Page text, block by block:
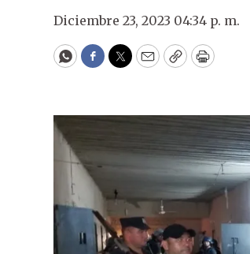
Diciembre 23, 2023 04:34 p. m.
WhatsApp
Facebook
Twitter
EmailCopyPrint